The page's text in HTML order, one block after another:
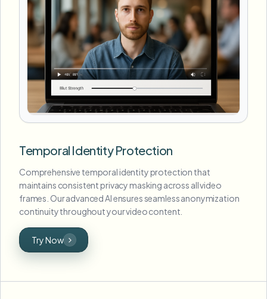
Temporal Identity Protection
Comprehensive temporal identity protection that
maintains consistent privacy masking across all video
frames. Our advanced AI ensures seamless anonymization
continuity throughout your video content.
Try Now